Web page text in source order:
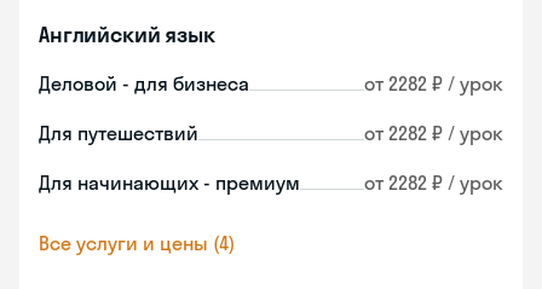
Английский язык
Деловой - для бизнеса от 2282 ₽ / урок
Для путешествий от 2282 ₽ / урок
Для начинающих - премиум от 2282 ₽ / урок
Все услуги и цены (4)